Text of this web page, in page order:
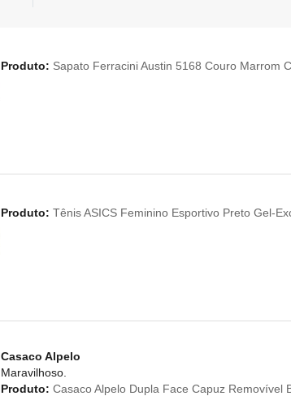
Produto: Sapato Ferracini Austin 5168 Couro Marrom
Produto: Tênis ASICS Feminino Esportivo Preto Gel-
Casaco Alpelo
Maravilhoso.
Produto: Casaco Alpelo Dupla Face Capuz Removível